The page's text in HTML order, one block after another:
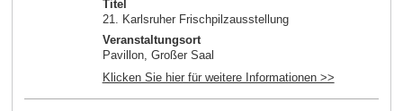
Titel
21. Karlsruher Frischpilzausstellung
Veranstaltungsort
Pavillon, Großer Saal
Klicken Sie hier für weitere Informationen >>